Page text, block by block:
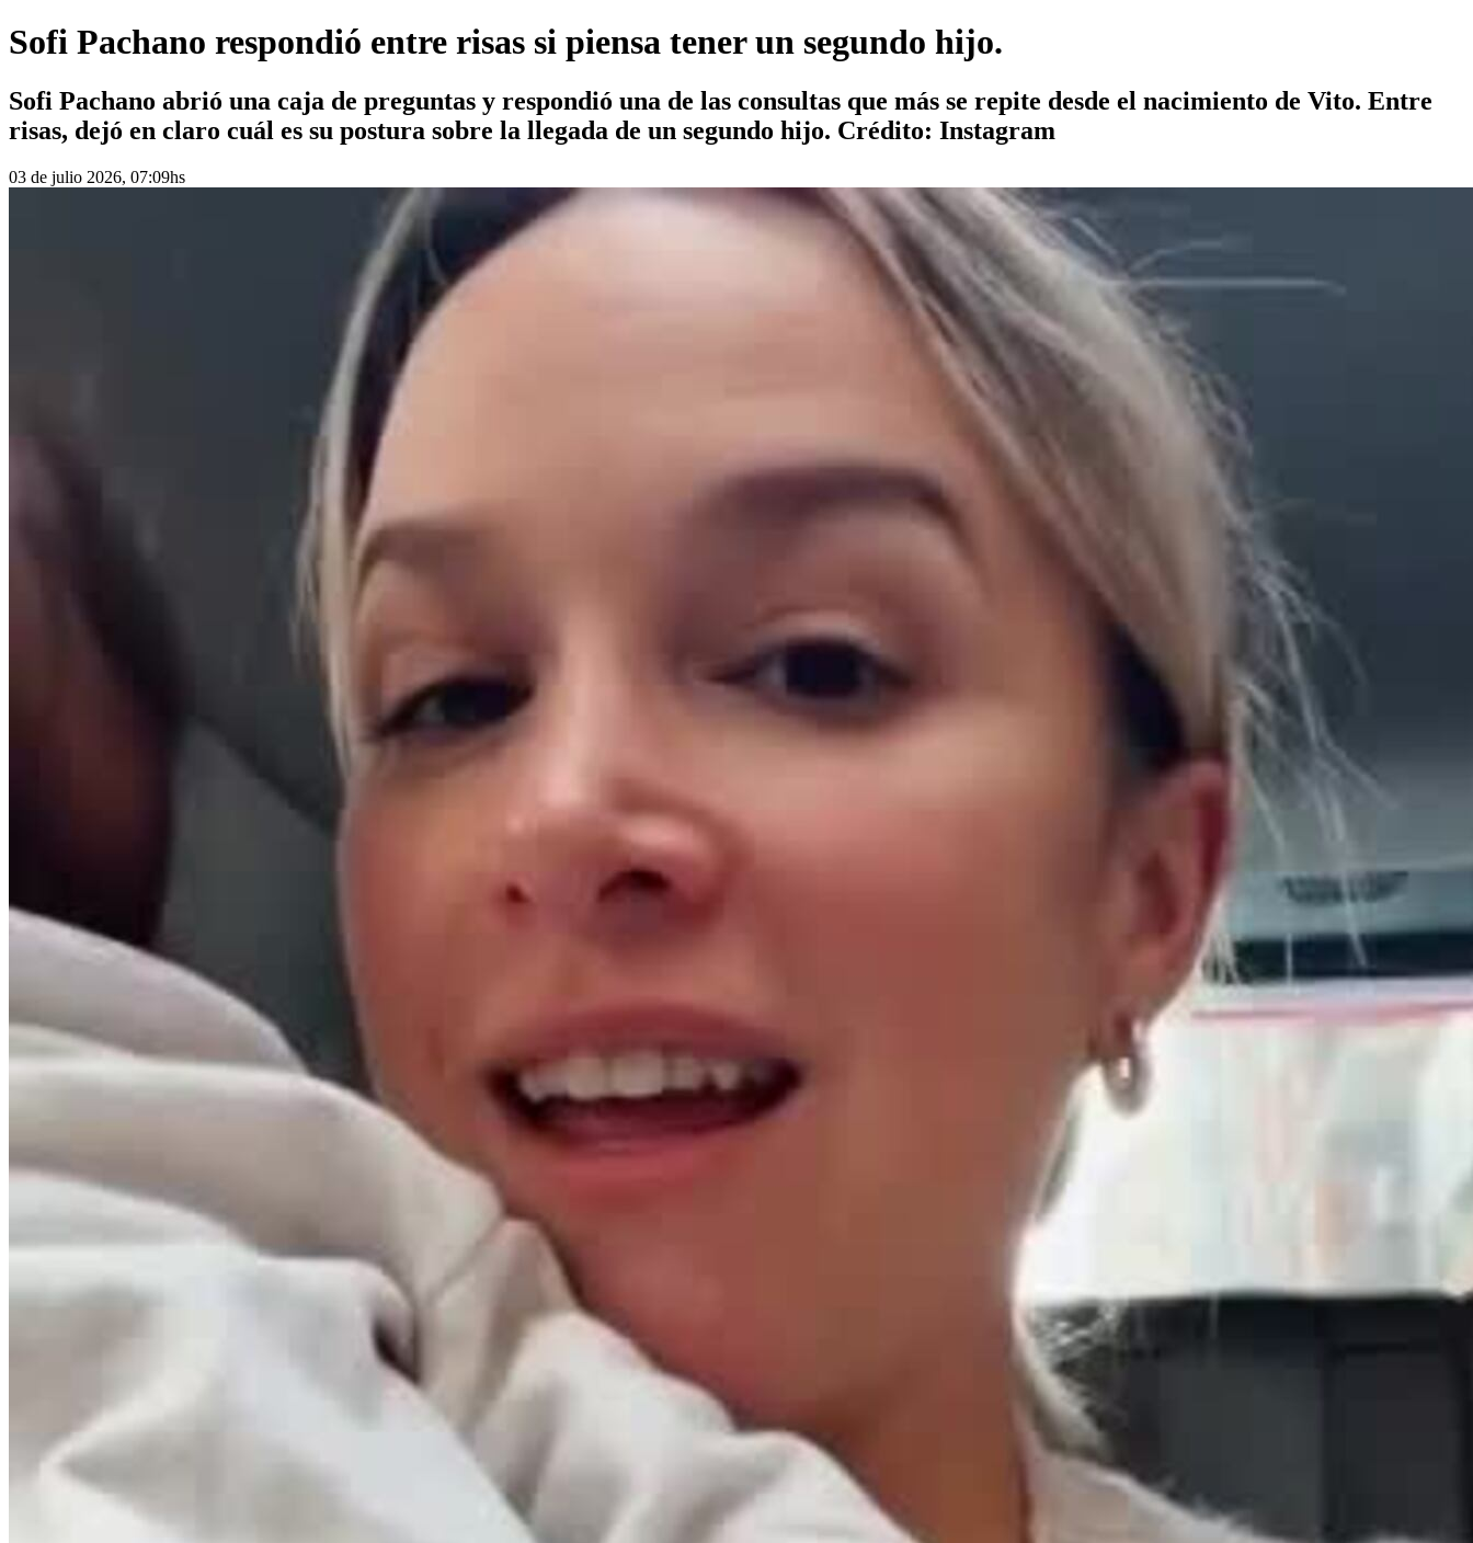
Sofi Pachano respondió entre risas si piensa tener un segundo hijo.
Sofi Pachano abrió una caja de preguntas y respondió una de las consultas que más se repite desde el nacimiento de Vito. Entre
risas, dejó en claro cuál es su postura sobre la llegada de un segundo hijo. Crédito: Instagram
03 de julio 2026, 07:09hs